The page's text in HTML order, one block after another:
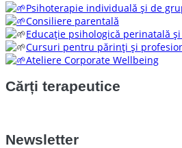
Psihoterapie individuală și de
Consiliere parentală
Educație psihologică perinatală
Cursuri pentru părinți și
Ateliere Corporate Wellbeing
Cărți terapeutice
Newsletter